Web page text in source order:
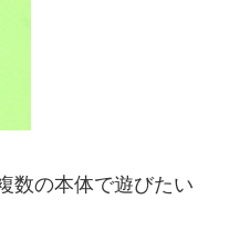
数の本体で遊びたい